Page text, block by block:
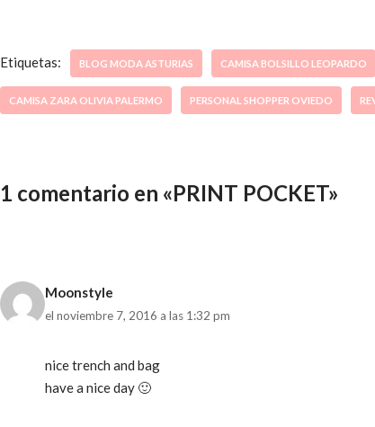
Etiquetas: BLOG MODA ASTURIAS CAMISA BOLSILLO LEOPARDO
CAMISA ZARA OLIVIA PALERMO PERSONAL SHOPPER OVIEDO
1 comentario en «PRINT POCKET»
Moonstyle
el noviembre 7, 2016 a las 1:32 pm
nice trench and bag
have a nice day 🙂